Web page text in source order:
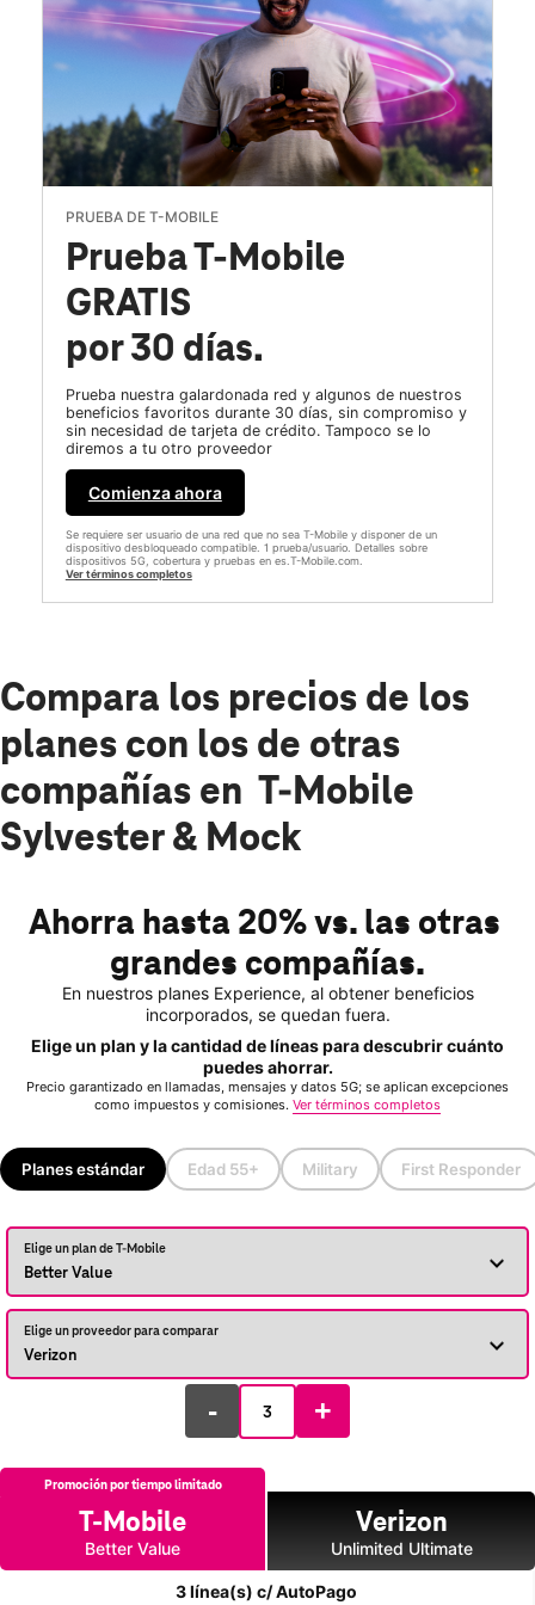
PRUEBA DE T-MOBILE
Prueba T-Mobile
GRATIS
por 30 días.
Prueba nuestra galardonada red y algunos de nuestros
beneficios favoritos durante 30 días, sin compromiso y
sin necesidad de tarjeta de crédito. Tampoco se lo
diremos a tu otro proveedor
Comienza ahora
Se requiere ser usuario de una red que no sea T-Mobile y disponer de un
dispositivo desbloqueado compatible. 1 prueba/usuario. Detalles sobre
dispositivos 5G, cobertura y pruebas en es.T-Mobile.com.
Ver términos completos
Compara los precios de los
planes con los de otras
compañías en T-Mobile
Sylvester & Mock